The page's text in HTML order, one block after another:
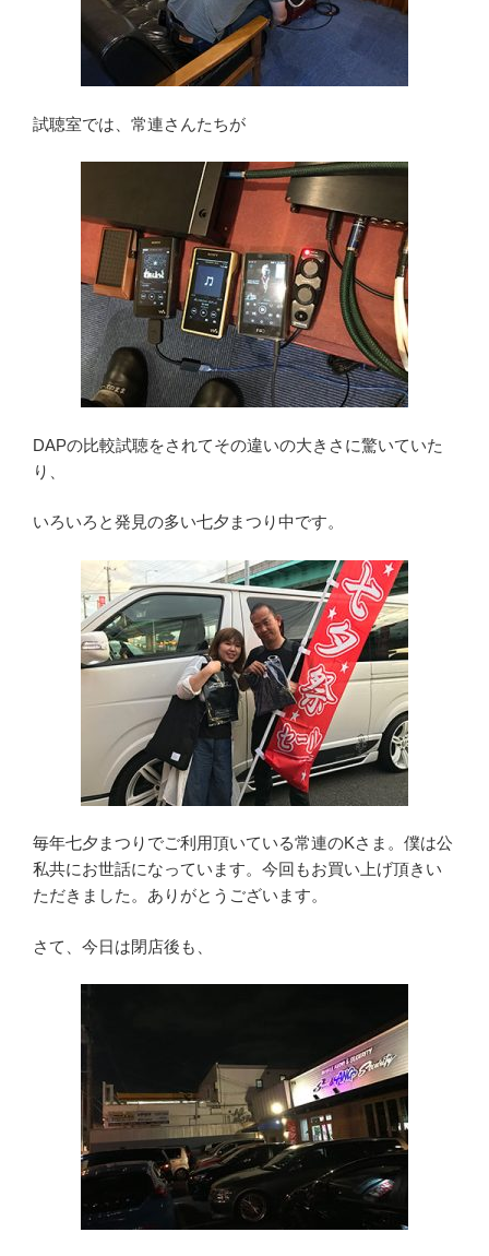
試聴室では、常連さんたちが
DAPの比較試聴をされてその違いの大きさに驚いていた
り、
いろいろと発見の多い七夕まつり中です。
毎年七夕まつりでご利用頂いている常連のKさま。僕は公
私共にお世話になっています。今回もお買い上げ頂きい
ただきました。ありがとうございます。
さて、今日は閉店後も、